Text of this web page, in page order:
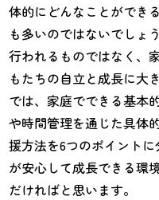
体的にどんなことができ
も多いのではないでしょ
行われるものではなく、
もたちの自立と成長に大
では、家庭でできる基本
や時間管理を通じた具体
援方法を6つのポイント
が安心して成長できる環
だければと思います。